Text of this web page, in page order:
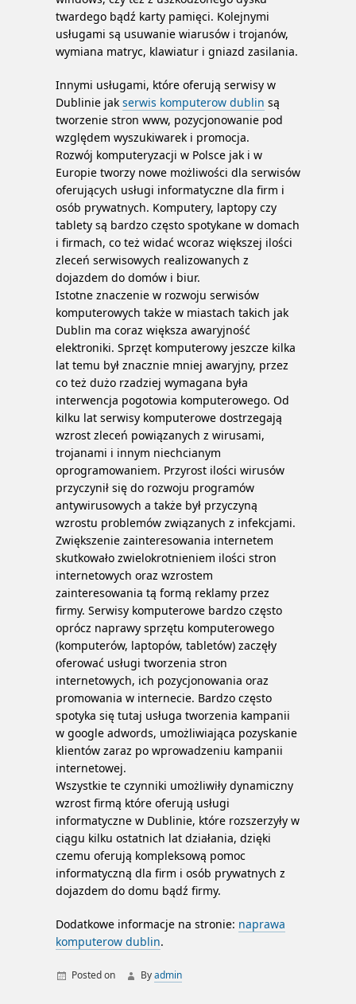
twardego bądź karty pamięci. Kolejnymi
usługami są usuwanie wiarusów i trojanów,
wymiana matryc, klawiatur i gniazd zasilania.
Innymi usługami, które oferują serwisy w
Dublinie jak serwis komputerow dublin są
tworzenie stron www, pozycjonowanie pod
względem wyszukiwarek i promocja.
Rozwój komputeryzacji w Polsce jak i w
Europie tworzy nowe możliwości dla serwisów
oferujących usługi informatyczne dla firm i
osób prywatnych. Komputery, laptopy czy
tablety są bardzo często spotykane w domach
i firmach, co też widać wcoraz większej ilości
zleceń serwisowych realizowanych z
dojazdem do domów i biur.
Istotne znaczenie w rozwoju serwisów
komputerowych także w miastach takich jak
Dublin ma coraz większa awaryjność
elektroniki. Sprzęt komputerowy jeszcze kilka
lat temu był znacznie mniej awaryjny, przez
co też dużo rzadziej wymagana była
interwencja pogotowia komputerowego. Od
kilku lat serwisy komputerowe dostrzegają
wzrost zleceń powiązanych z wirusami,
trojanami i innym niechcianym
oprogramowaniem. Przyrost ilości wirusów
przyczynił się do rozwoju programów
antywirusowych a także był przyczyną
wzrostu problemów związanych z infekcjami.
Zwiększenie zainteresowania internetem
skutkowało zwielokrotnieniem ilości stron
internetowych oraz wzrostem
zainteresowania tą formą reklamy przez
firmy. Serwisy komputerowe bardzo często
oprócz naprawy sprzętu komputerowego
(komputerów, laptopów, tabletów) zaczęły
oferować usługi tworzenia stron
internetowych, ich pozycjonowania oraz
promowania w internecie. Bardzo często
spotyka się tutaj usługa tworzenia kampanii
w google adwords, umożliwiająca pozyskanie
klientów zaraz po wprowadzeniu kampanii
internetowej.
Wszystkie te czynniki umożliwiły dynamiczny
wzrost firmą które oferują usługi
informatyczne w Dublinie, które rozszerzyły w
ciągu kilku ostatnich lat działania, dzięki
czemu oferują kompleksową pomoc
informatyczną dla firm i osób prywatnych z
dojazdem do domu bądź firmy.
Dodatkowe informacje na stronie: naprawa
komputerow dublin.
Posted on Byadmin